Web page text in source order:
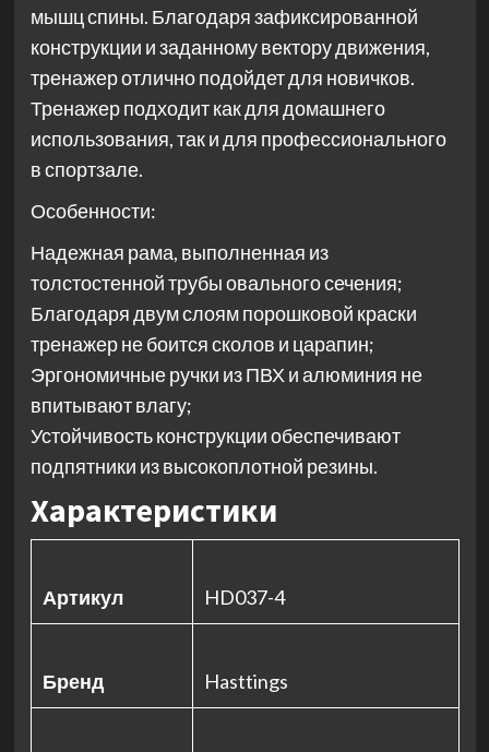
мышц спины. Благодаря зафиксированной
конструкции и заданному вектору движения,
тренажер отлично подойдет для новичков.
Тренажер подходит как для домашнего
использования, так и для профессионального
в спортзале.
Особенности:
Надежная рама, выполненная из
толстостенной трубы овального сечения;
Благодаря двум слоям порошковой краски
тренажер не боится сколов и царапин;
Эргономичные ручки из ПВХ и алюминия не
впитывают влагу;
Устойчивость конструкции обеспечивают
подпятники из высокоплотной резины.
Характеристики
Артикул HD037-4
Бренд Hasttings